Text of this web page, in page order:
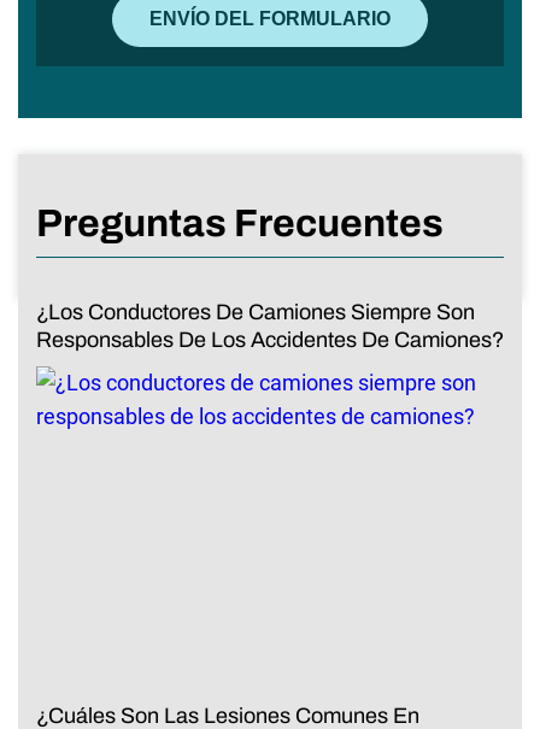
Preguntas Frecuentes
¿Los Conductores De Camiones Siempre Son
Responsables De Los Accidentes De Camiones?
¿Cuáles Son Las Lesiones Comunes En